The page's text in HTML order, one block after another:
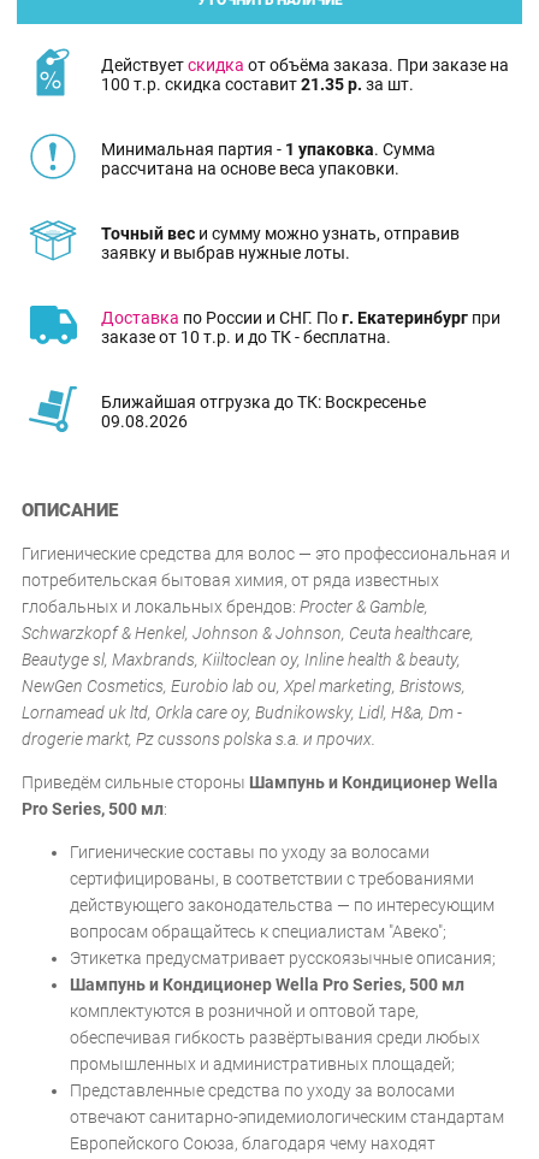
Действуетскидка от объёма заказа. При заказе на
100 т.р. скидка составит21.35 р. за шт.
Минимальная партия - 1 упаковка. Сумма
рассчитана на основе веса упаковки.
Точный вес и сумму можно узнать, отправив
заявку и выбрав нужные лоты.
Доставка по России и СНГ. Пог. Екатеринбург при
заказе от 10 т.р. и до ТК - бесплатна.
Ближайшая отгрузка до ТК: Воскресенье
09.08.2026
ОПИСАНИЕ
Гигиенические средства для волос — это профессиональная и
потребительская бытовая химия, от ряда известных
глобальных и локальных брендов:Procter & Gamble,
Schwarzkopf & Henkel, Johnson & Johnson, Ceuta healthcare,
Beautyge sl, Maxbrands, Kiiltoclean oy, Inline health & beauty,
NewGen Cosmetics, Eurobio lab ou, Xpel marketing, Bristows,
Lornamead uk ltd, Orkla care oy, Budnikowsky, Lidl, H&a, Dm -
drogerie markt, Pz cussons polska s.a. и прочих.
Приведём сильные стороны Шампунь и Кондиционер Wella
Pro Series, 500 мл:
Гигиенические составы по уходу за волосами
сертифицированы, в соответствии с требованиями
действующего законодательства — по интересующим
вопросам обращайтесь к специалистам "Авеко";
Этикетка предусматривает русскоязычные описания;
Шампунь и Кондиционер Wella Pro Series, 500 мл
комплектуются в розничной и оптовой таре,
обеспечивая гибкость развёртывания среди любых
промышленных и административных площадей;
Представленные средства по уходу за волосами
отвечают санитарно-эпидемиологическим стандартам
Европейского Союза, благодаря чему находят